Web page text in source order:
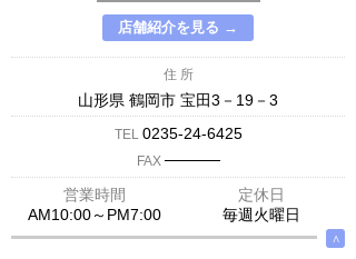
店舗紹介を見る →
住 所
山形県 鶴岡市 宝田3－19－3
TEL 0235-24-6425
FAX ─────
営業時間
定休日
AM10:00～PM7:00
毎週火曜日
∧